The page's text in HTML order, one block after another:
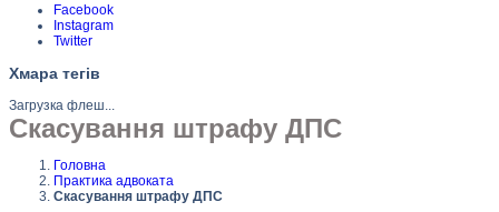
Facebook
Instagram
Twitter
Хмара тегів
Загрузка флеш...
Скасування штрафу ДПС
Головна
Практика адвоката
Скасування штрафу ДПС